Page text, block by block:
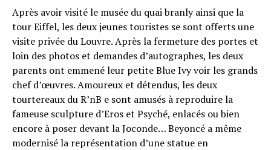
Après avoir visité le musée du quai branly ainsi que la
tour Eiffel, les deux jeunes touristes se sont offerts une
visite privée du Louvre. Après la fermeture des portes et
loin des photos et demandes d’autographes, les deux
parents ont emmené leur petite Blue Ivy voir les grands
chef d’œuvres. Amoureux et détendus, les deux
tourtereaux du R’nB e sont amusés à reproduire la
fameuse sculpture d’Eros et Psyché, enlacés ou bien
encore à poser devant la Joconde… Beyoncé a même
modernisé la représentation d’une statue en